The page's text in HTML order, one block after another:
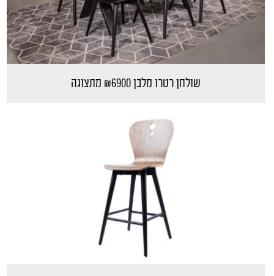
שולחן רטרו מלבן ₪6900 מתצוגה